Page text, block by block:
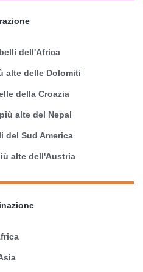
dell'Africa
alte delle Dolomiti
della Croazia
alte del Nepal
del Sud America
alte dell'Austria